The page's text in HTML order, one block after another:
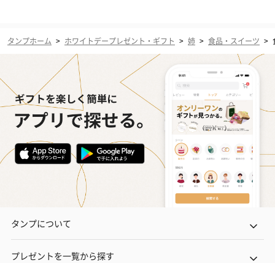
タンプホーム > ホワイトデープレゼント・ギフト > 姉 > 食品・スイーツ >
タンプについて
プレゼントを一覧から探す